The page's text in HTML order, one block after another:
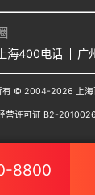
上海400电话 广
有 © 2004-2026 上海
营许可证 B2-
8800